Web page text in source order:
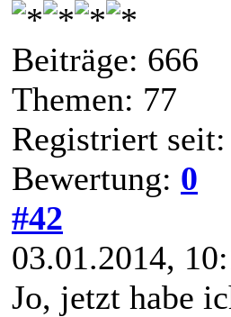
Beiträge: 666
Themen: 77
Registriert
Bewertung: 0
#42
03.01.2014,
Jo, jetzt habe